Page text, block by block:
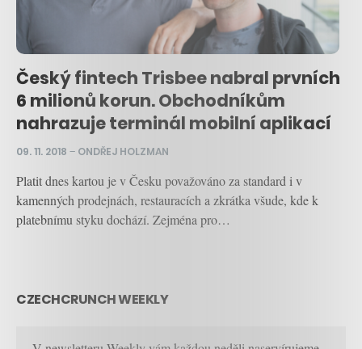
Český fintech Trisbee nabral prvních
6 milionů korun. Obchodníkům
nahrazuje terminál mobilní aplikací
09. 11. 2018 – ONDŘEJ HOLZMAN
Platit dnes kartou je v Česku považováno za standard i v
kamenných prodejnách, restauracích a zkrátka všude, kde k
platebnímu styku dochází. Zejména pro…
CZECHCRUNCH WEEKLY